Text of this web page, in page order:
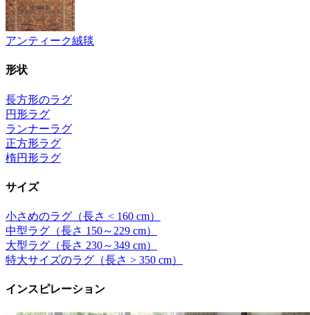
アンティーク絨毯
形状
長方形のラグ
円形ラグ
ランナーラグ
正方形ラグ
楕円形ラグ
サイズ
小さめのラグ（長さ < 160 cm）
中型ラグ（長さ 150～229 cm）
大型ラグ（長さ 230～349 cm）
特大サイズのラグ（長さ > 350 cm）
インスピレーション